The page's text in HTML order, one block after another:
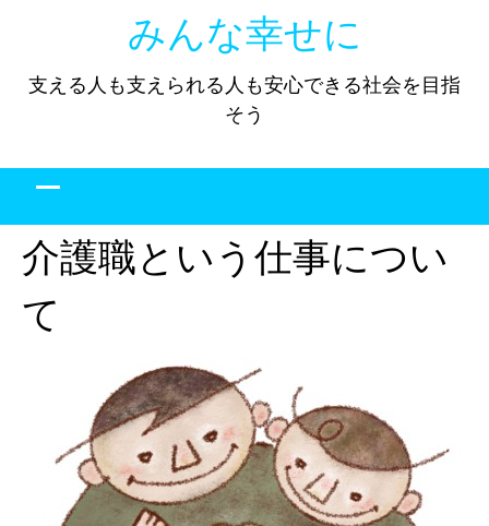
content
みんな幸せに
支える人も支えられる人も安心できる社会を目指
そう
介護職という仕事につい
て